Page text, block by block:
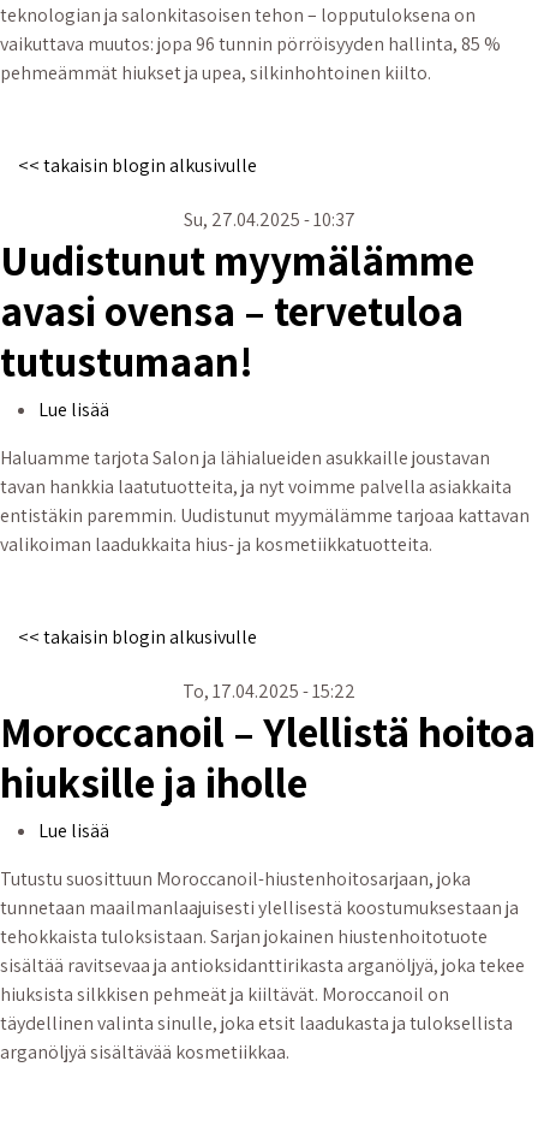
teknologian ja salonkitasoisen tehon – lopputuloksena on
vaikuttava muutos: jopa 96 tunnin pörröisyyden hallinta, 85 %
pehmeämmät hiukset ja upea, silkinhohtoinen kiilto.
<< takaisin blogin alkusivulle
Su, 27.04.2025 - 10:37
Uudistunut myymälämme
avasi ovensa – tervetuloa
tutustumaan!
Lue lisää
Haluamme tarjota Salon ja lähialueiden asukkaille joustavan
tavan hankkia laatutuotteita, ja nyt voimme palvella asiakkaita
entistäkin paremmin. Uudistunut myymälämme tarjoaa kattavan
valikoiman laadukkaita hius- ja kosmetiikkatuotteita.
<< takaisin blogin alkusivulle
To, 17.04.2025 - 15:22
Moroccanoil – Ylellistä hoitoa
hiuksille ja iholle
Lue lisää
Tutustu suosittuun Moroccanoil-hiustenhoitosarjaan, joka
tunnetaan maailmanlaajuisesti ylellisestä koostumuksestaan ja
tehokkaista tuloksistaan. Sarjan jokainen hiustenhoitotuote
sisältää ravitsevaa ja antioksidanttirikasta arganöljyä, joka tekee
hiuksista silkkisen pehmeät ja kiiltävät. Moroccanoil on
täydellinen valinta sinulle, joka etsit laadukasta ja tuloksellista
arganöljyä sisältävää kosmetiikkaa.